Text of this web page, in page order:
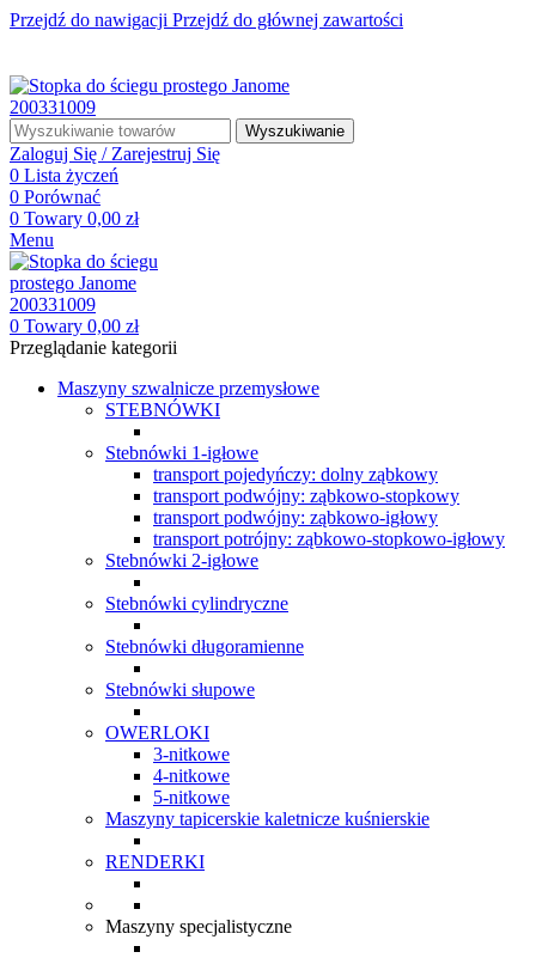
Przejdź do nawigacji Przejdź do głównej zawartości
Wyszukiwanie
Zaloguj Się / Zarejestruj Się
0 Lista życzeń
0 Porównać
0 Towary 0,00 zł
Menu
0 Towary 0,00 zł
Przeglądanie kategorii
Maszyny szwalnicze przemysłowe
STEBNÓWKI
Stebnówki 1-igłowe
transport pojedyńczy: dolny ząbkowy
transport podwójny: ząbkowo-stopkowy
transport podwójny: ząbkowo-igłowy
transport potrójny: ząbkowo-stopkowo-igłowy
Stebnówki 2-igłowe
Stebnówki cylindryczne
Stebnówki długoramienne
Stebnówki słupowe
OWERLOKI
3-nitkowe
4-nitkowe
5-nitkowe
Maszyny tapicerskie kaletnicze kuśnierskie
RENDERKI
Maszyny specjalistyczne